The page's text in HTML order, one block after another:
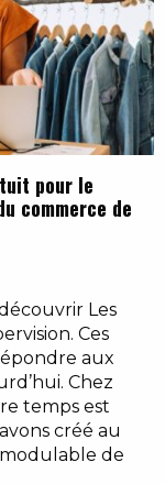
pour le
commerce de
Les
Ces
aux
Chez
temps est
créé au
de